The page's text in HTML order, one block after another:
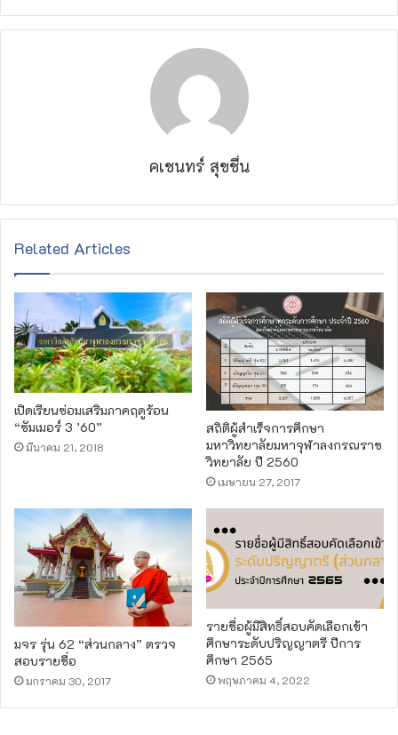
คเชนทร์ สุขชื่น
Related Articles
เปิดเรียนซ่อมเสริมภาคฤดูร้อน
“ซัมเมอร์ 3 ’60”
มีนาคม 21, 2018
สถิติผู้สำเร็จการศึกษา
มหาวิทยาลัยมหาจุฬาลงกรณราช
วิทยาลัย ปี 2560
เมษายน 27, 2017
มจร รุ่น 62 “ส่วนกลาง” ตรวจ
สอบรายชื่อ
มกราคม 30, 2017
รายชื่อผู้มีสิทธิ์สอบคัดเลือกเข้า
ศึกษาระดับปริญญาตรี ปีการ
ศึกษา 2565
พฤษภาคม 4, 2022